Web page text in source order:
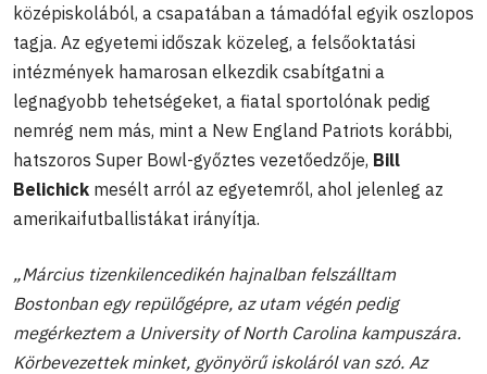
középiskolából, a csapatában a támadófal egyik oszlopos
tagja. Az egyetemi időszak közeleg, a felsőoktatási
intézmények hamarosan elkezdik csabítgatni a
legnagyobb tehetségeket, a fiatal sportolónak pedig
nemrég nem más, mint a New England Patriots korábbi,
hatszoros Super Bowl-győztes vezetőedzője, Bill
Belichick mesélt arról az egyetemről, ahol jelenleg az
amerikaifutballistákat irányítja.
„Március tizenkilencedikén hajnalban felszálltam
Bostonban egy repülőgépre, az utam végén pedig
megérkeztem a University of North Carolina kampuszára.
Körbevezettek minket, gyönyörű iskoláról van szó. Az